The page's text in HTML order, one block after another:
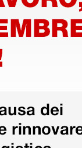
Zoccoli
34